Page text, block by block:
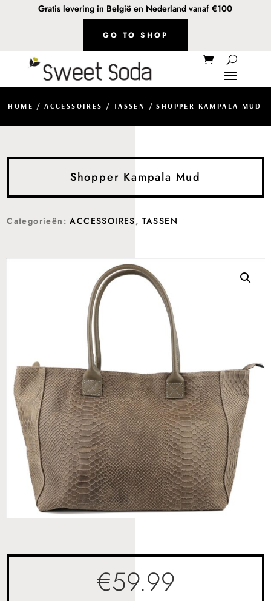
Gratis levering in België en Nederland vanaf €100
GO TO SHOP
HOME /ACCESSOIRES / TASSEN / SHOPPER KAMPALA MUD
Shopper Kampala Mud
Categorieën:ACCESSOIRES, TASSEN
€59.99